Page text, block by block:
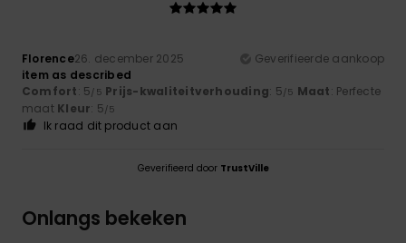
Florence26. december 2025
Geverifieerde aankoop
item as described
Comfort: 5/5 Prijs-kwaliteitverhouding: 5/5 Maat: Perfecte
maat Kleur: 5/5
Ik raad dit product aan
Geverifieerd door TrustVille
Onlangs bekeken